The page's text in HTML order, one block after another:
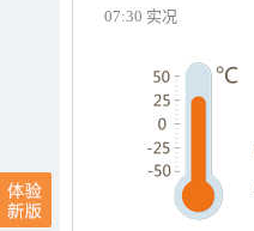
07:30 实况